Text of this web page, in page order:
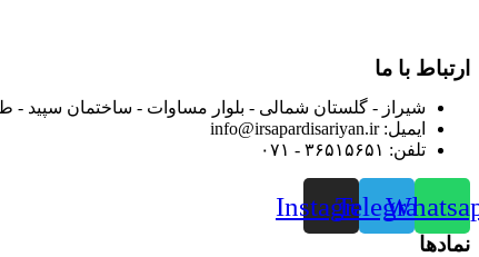
ارتباط با ما
شیراز - گلستان شمالی - بلوار مساوات - ساختمان سپید -
ایمیل: info@irsapardisariyan.ir
تلفن: ۳۶۵۱۵۶۵۱ - ۰۷۱
Telegram
Instagram
نمادها